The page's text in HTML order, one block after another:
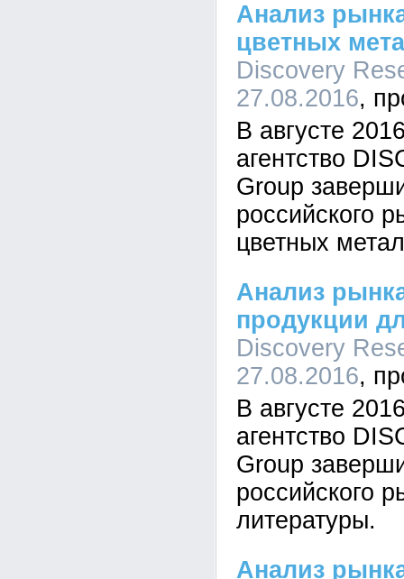
Анализ
цветных
Discovery
27.08.2016
В августе
агентство
Group
российского
цветных
Анализ
продукции
Discovery
27.08.2016
В августе
агентство
Group
российского
литературы.
Анализ